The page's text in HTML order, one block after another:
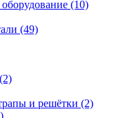
(10)
(49)
и решётки (2)